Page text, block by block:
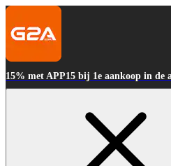
15% met APP15 bij 1e aankoop in de